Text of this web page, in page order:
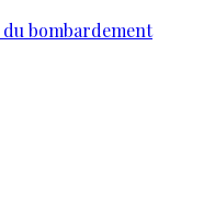
du bombardement